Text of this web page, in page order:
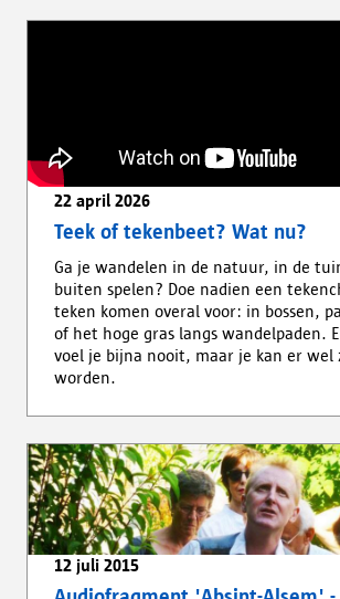
22 april 2026
Teek of tekenbeet? Wat nu?
Ga je wandelen in de natuur, in de
buiten spelen? Doe nadien een
teken komen overal voor: in bossen,
of het hoge gras langs wandelpaden.
voel je bijna nooit, maar je kan er wel
worden.
12 juli 2015